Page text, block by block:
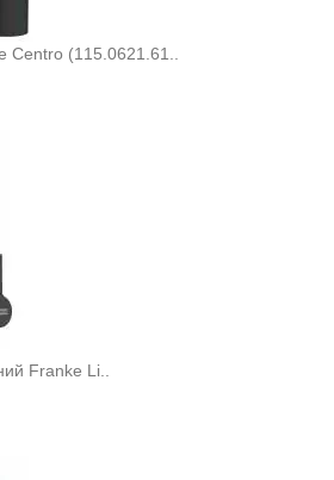
Centro (115.0621.61..
Franke Li..